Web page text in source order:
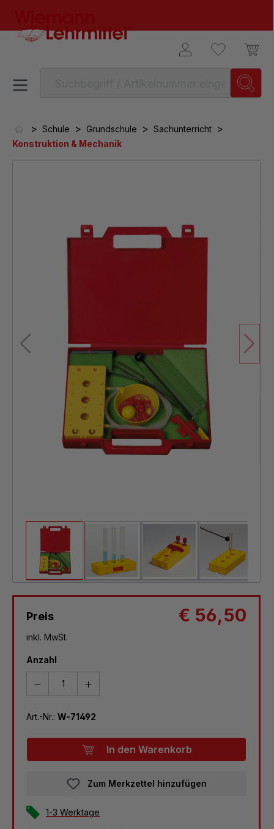
> Schule > Grundschule > Sachunterricht >
Konstruktion & Mechanik
Preis € 56,50
inkl. MwSt.
Anzahl
Art.-Nr.: W-71492
In den Warenkorb
Zum Merkzettel hinzufügen
1-3 Werktage